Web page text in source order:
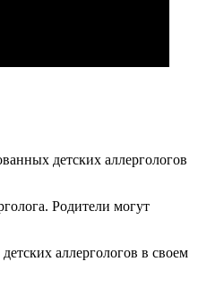
детских аллергологов
Родители могут
аллергологов в своем